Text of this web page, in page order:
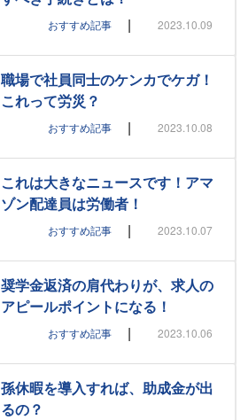
おすすめ記事 | 2023.10.09
職場で社員同士のケンカでケガ！
これって労災？
おすすめ記事 | 2023.10.08
これは大きなニュースです！アマ
ゾン配達員は労働者！
おすすめ記事 | 2023.10.07
奨学金返済の肩代わりが、求人の
アピールポイントになる！
おすすめ記事 | 2023.10.06
孫休暇を導入すれば、助成金が出
るの？